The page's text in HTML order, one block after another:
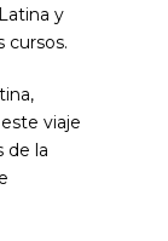
y
cursos.
viaje
de la